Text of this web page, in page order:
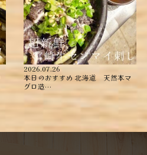
2026.07.26
本日のおすすめ ︎北海道 天然本マ
グロ造…